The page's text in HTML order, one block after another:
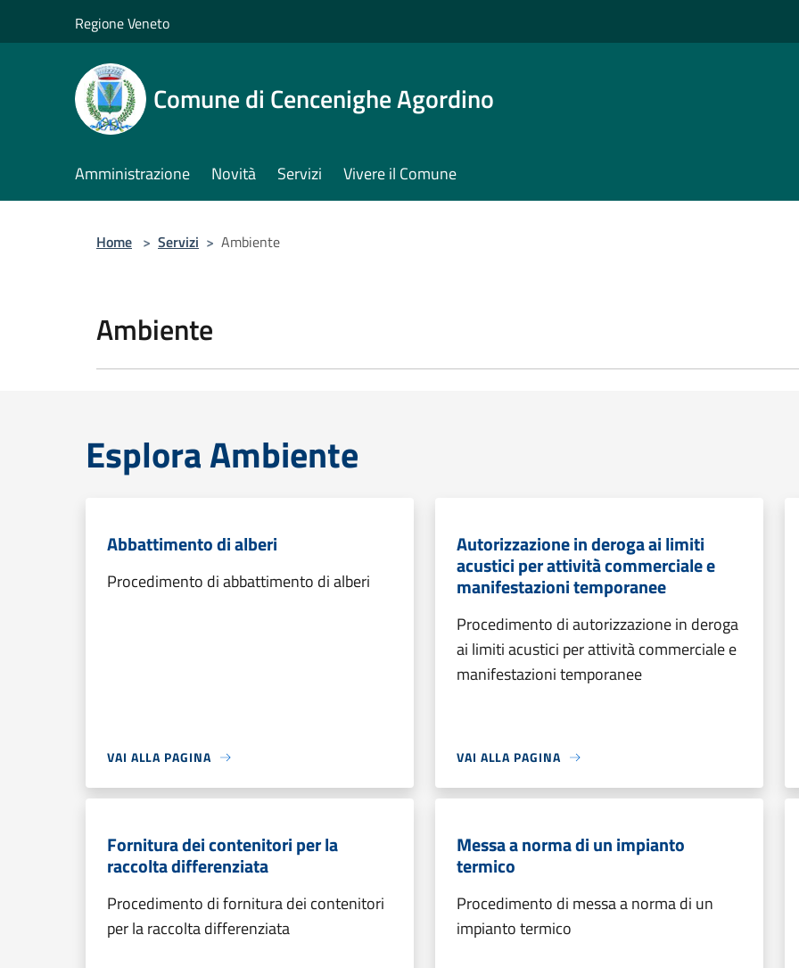
Regione Veneto
Comune di Cencenighe Agordino
Amministrazione Novità Servizi Vivere il Comune
Home > Servizi > Ambiente
Ambiente
Esplora Ambiente
Abbattimento di alberi
Procedimento di abbattimento di alberi
VAI ALLA PAGINA
Autorizzazione in deroga ai limiti
acustici per attività commerciale e
manifestazioni temporanee
Procedimento di autorizzazione in deroga
ai limiti acustici per attività commerciale e
manifestazioni temporanee
VAI ALLA PAGINA
Fornitura dei contenitori per la
raccolta differenziata
Procedimento di fornitura dei contenitori
per la raccolta differenziata
Messa a norma di un impianto
termico
Procedimento di messa a norma di un
impianto termico